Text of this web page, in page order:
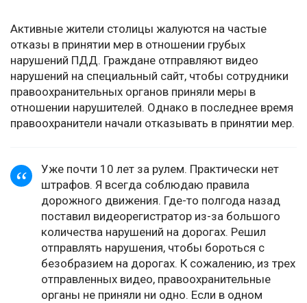
Активные жители столицы жалуются на частые
отказы в принятии мер в отношении грубых
нарушений ПДД. Граждане отправляют видео
нарушений на специальный сайт, чтобы сотрудники
правоохранительных органов приняли меры в
отношении нарушителей. Однако в последнее время
правоохранители начали отказывать в принятии мер.
Уже почти 10 лет за рулем. Практически нет
штрафов. Я всегда соблюдаю правила
дорожного движения. Где-то полгода назад
поставил видеорегистратор из-за большого
количества нарушений на дорогах. Решил
отправлять нарушения, чтобы бороться с
безобразием на дорогах. К сожалению, из трех
отправленных видео, правоохранительные
органы не приняли ни одно. Если в одном